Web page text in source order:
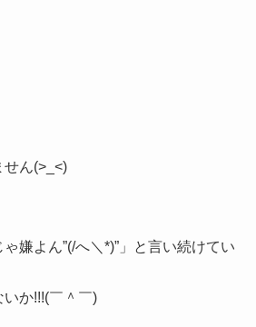
ん(>_<)
嫌よん”(/へ＼*)”」と言い続けてい
か!!!(￣＾￣)